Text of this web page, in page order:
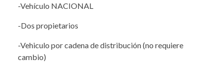
-Vehículo NACIONAL
-Dos propietarios
-Vehiculo por cadena de distribución (no requiere
cambio)